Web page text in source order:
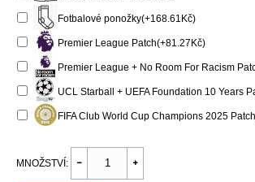
Fotbalové ponožky(+168.61Kč)
Premier League Patch(+81.27Kč)
Premier League + No Room For Racism
UCL Starball + UEFA Foundation 10 Years
FIFA Club World Cup Champions 2025
MNOŽSTVÍ: